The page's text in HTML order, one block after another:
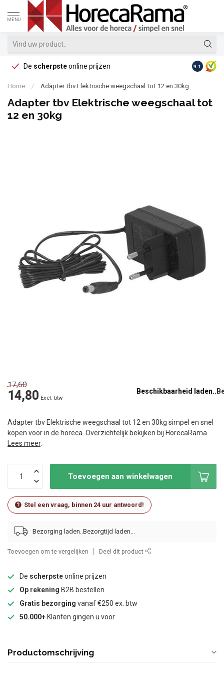
MENU
De scherpsteonline prijzen Op
9.1
Home / Adapter tbv Elektrische weegschaal tot 12 en 30kg
Adapter tbv Elektrische weegschaal tot
12 en 30kg
17,60
14,80 Excl. btw
Beschikbaarheid laden..
Adapter tbv Elektrische weegschaal tot 12 en 30kg simpel en snel
kopen voor in de horeca. Overzichtelijk bekijken bij HorecaRama.
Lees meer.
Toevoegen aan winkelwagen
Stel een vraag, binnen 24 uur antwoord!
Bezorging laden..
Toevoegen om te vergelijken Deel dit product
De scherpsteonline prijzen
Op rekening B2B bestellen
Gratis bezorging vanaf €250 ex. btw
50.000+ Klanten gingen u voor
Productomschrijving